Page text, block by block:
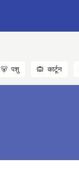
🐻 पशु 🙉 कार्टून